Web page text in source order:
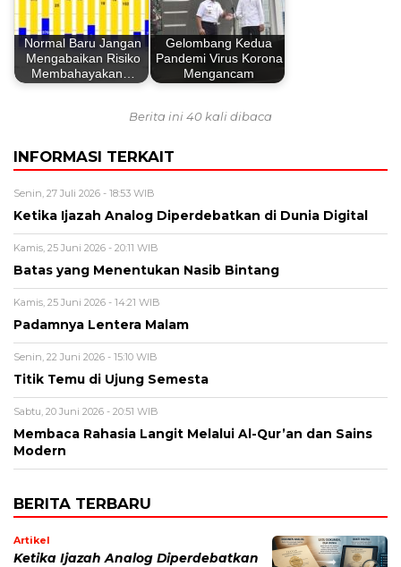
Normal Baru Jangan
Mengabaikan Risiko
Membahayakan…
Gelombang Kedua
Pandemi Virus Korona
Mengancam
Berita ini 40 kali dibaca
INFORMASI TERKAIT
Senin, 27 Juli 2026 - 18:53 WIB
Ketika Ijazah Analog Diperdebatkan di Dunia Digital
Kamis, 25 Juni 2026 - 20:11 WIB
Batas yang Menentukan Nasib Bintang
Kamis, 25 Juni 2026 - 14:21 WIB
Padamnya Lentera Malam
Senin, 22 Juni 2026 - 15:10 WIB
Titik Temu di Ujung Semesta
Sabtu, 20 Juni 2026 - 20:51 WIB
Membaca Rahasia Langit Melalui Al-Qur’an dan Sains
Modern
BERITA TERBARU
Artikel
Ketika Ijazah Analog Diperdebatkan